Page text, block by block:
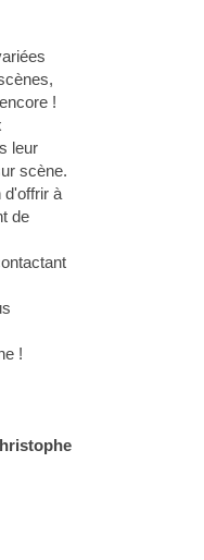
!
leur
scène.
d'offrir à
de
!